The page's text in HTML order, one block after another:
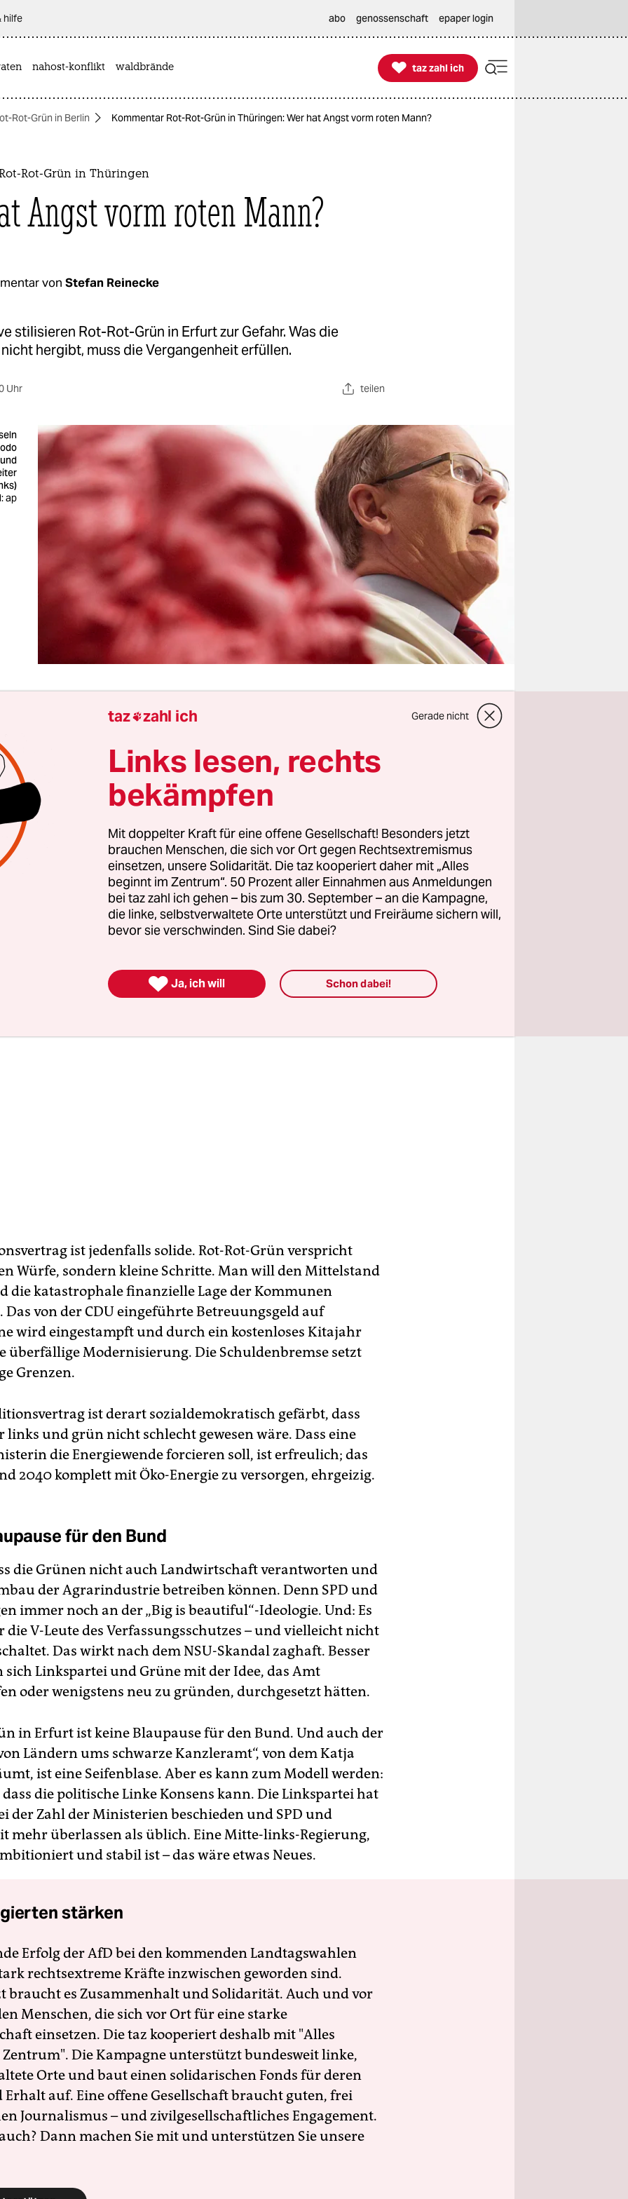
hilfe abo genossenschaft epaper login
nahost-konflikt waldbrände 
taz zahl ich
taz zahl ich
Rot-Grün in Berlin Kommentar Rot-Rot-Grün in Thüringen: Wer hat Angst vorm roten Mann?
Rot-Grün in Thüringen
Angst vorm roten Mann?
von Stefan Reinecke
stilisieren Rot-Rot-Grün in Erfurt zur Gefahr. Was die
hergibt, muss die Vergangenheit erfüllen.
Uhr teilen
ap
Ära sind scharfe Konflikte Mangelware. Der
– von Mindestlohn bis Atomausstieg – war noch nie
Opposition noch nie so schwach. Die Entideologisierung
Koalition ein Maß erreicht, das auch in der auf die
fixierten Bundesrepublik erstaunlich ist. Wenn sich
ist die Rolle des Schurken unbesetzt.
warum Konservative Rot-Rot-Grün in Erfurt so wütend zur
Was die Gegenwart nicht hergibt, muss die
erfüllen. Aber ihnen steht, wenn Bodo Ramelow
wird, wohl eine Enttäuschung bevor. Rot-Rot-Grün
ist jedenfalls solide. Rot-Rot-Grün verspricht
Würfe, sondern kleine Schritte. Man will den Mittelstand
die katastrophale finanzielle Lage der Kommunen
Das von der CDU eingeführte Betreuungsgeld auf
wird eingestampft und durch ein kostenloses Kitajahr
überfällige Modernisierung. Die Schuldenbremse setzt
Grenzen.
ist derart sozialdemokratisch gefärbt, dass
links und grün nicht schlecht gewesen wäre. Dass eine
die Energiewende forcieren soll, ist erfreulich; das
2040 komplett mit Öko-Energie zu versorgen, ehrgeizig.
für den Bund
die Grünen nicht auch Landwirtschaft verantworten und
der Agrarindustrie betreiben können. Denn SPD und
immer noch an der „Big is beautiful“-Ideologie. Und: Es
die V-Leute des Verfassungsschutzes – und vielleicht nicht
Das wirkt nach dem NSU-Skandal zaghaft. Besser
sich Linkspartei und Grüne mit der Idee, das Amt
oder wenigstens neu zu gründen, durchgesetzt hätten.
in Erfurt ist keine Blaupause für den Bund. Und auch der
Ländern ums schwarze Kanzleramt“, von dem Katja
ist eine Seifenblase. Aber es kann zum Modell werden:
dass die politische Linke Konsens kann. Die Linkspartei hat
der Zahl der Ministerien beschieden und SPD und
mehr überlassen als üblich. Eine Mitte-links-Regierung,
und stabil ist – das wäre etwas Neues.
stärken
Erfolg der AfD bei den kommenden Landtagswahlen
rechtsextreme Kräfte inzwischen geworden sind.
braucht es Zusammenhalt und Solidarität. Auch und vor
Menschen, die sich vor Ort für eine starke
einsetzen. Die taz kooperiert deshalb mit "Alles
Die Kampagne unterstützt bundesweit linke,
Orte und baut einen solidarischen Fonds für deren
Erhalt auf. Eine offene Gesellschaft braucht guten, frei
Journalismus – und zivilgesellschaftliches Engagement.
Dann machen Sie mit und unterstützen Sie unsere
taz zahl ich Gerade nicht
Links lesen, rechts
bekämpfen
Mit doppelter Kraft für eine offene Gesellschaft! Besonders jetzt
brauchen Menschen, die sich vor Ort gegen Rechtsextremismus
einsetzen, unsere Solidarität. Die taz kooperiert daher mit „Alles
beginnt im Zentrum“. 50 Prozent aller Einnahmen aus Anmeldungen
bei taz zahl ich gehen – bis zum 30. September – an die Kampagne,
die linke, selbstverwaltete Orte unterstützt und Freiräume sichern will,
bevor sie verschwinden. Sind Sie dabei?
 Ja, ich will Schon dabei!